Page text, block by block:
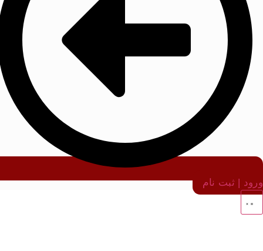
ورود | ثبت نام